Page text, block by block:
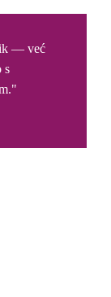
— već
s